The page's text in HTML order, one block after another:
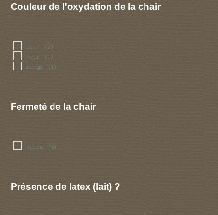
Couleur de l'oxydation de la chair
brun (2)
noir (1)
rouge (1)
Fermeté de la chair
molle (2)
Présence de latex (lait) ?